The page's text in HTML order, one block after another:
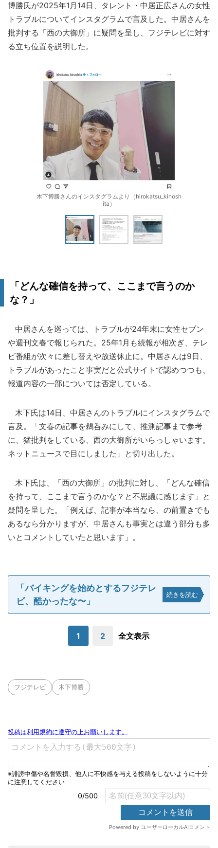
博勝氏が2025年1月14日、タレント・中居正広さんの女性
トラブルについてインスタグラムで言及した。中居さんを
批判する「西の大御所」に疑問を呈し、フジテレビに対す
る立ち位置を説明した。
木下博勝さんのインスタグラムより（hirokatsu_kinosh
ita）
「どんな確信を持って、ここまで言うのか
な？」
中居さんを巡っては、トラブルが24年末に女性セブン
や週刊文春で報じられた。25年1月も続報が相次ぎ、テレ
ビ番組が次々に差し替えや放送休止に。中居さんは9日、
トラブルがあったこと事実だと公式サイトで認めつつも、
報道内容の一部については否定している。
木下氏は14日、中居さんのトラブルにインスタグラムで
言及。「文春の記事を鵜呑みにして、推測記事まで参考
に、猛批判をしている、西の大御所がいらっしゃいます。
ネットニュースで目にしました」と切り出した。
木下氏は、「西の大御所」の批判に対し、「どんな確信
を持って、ここまで言うのかな？と不思議に感じます」と
疑問を呈した。「例えば、記事が本当なら、の前置きでも
あるなら分かりますが、中居さんも事実とは違う部分も多
いとコメントしていたと思います」。
「バイキングを始めとするフジテレ
ビ、酷かったな〜」
続きを読む
1 2 全文表示
フジテレビ 木下博勝